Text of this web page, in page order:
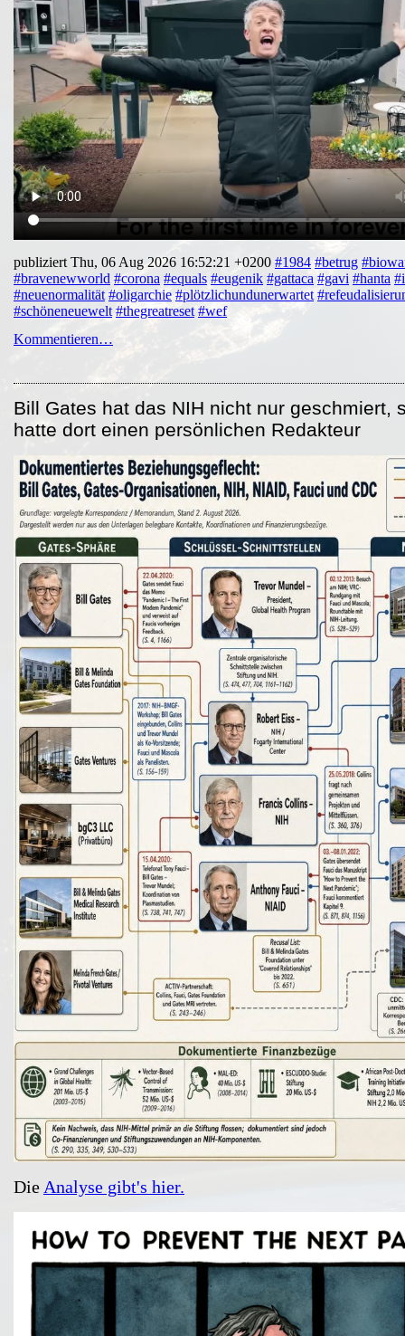
publiziert Thu, 06 Aug 2026 16:52:21 +0200 #1984 #betrug
#bravenewworld #corona #equals #eugenik #gattaca #gavi #hanta
#neuenormalität #oligarchie #plötzlichundunerwartet
#schöneneuewelt #thegreatreset #wef
Kommentieren…
Bill Gates hat das NIH nicht nur geschmiert,
hatte dort einen persönlichen Redakteur
Die Analyse gibt's hier.